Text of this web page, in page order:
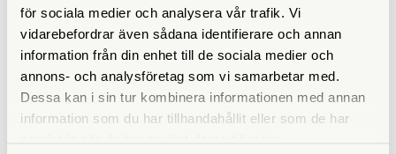
för sociala medier och analysera vår trafik. Vi
vidarebefordrar även sådana identifierare och annan
information från din enhet till de sociala medier och
annons- och analysföretag som vi samarbetar med.
Dessa kan i sin tur kombinera informationen med annan
information som du har tillhandahållit eller som de har
ANDRA KÖPTE ÄVEN